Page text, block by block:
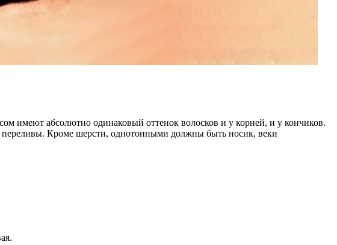
имеют абсолютно одинаковый оттенок волосков и у корней, и у кончиков.
переливы. Кроме шерсти, однотонными должны быть носик, веки